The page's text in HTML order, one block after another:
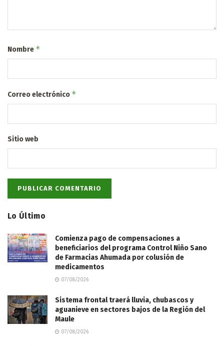
Nombre *
Correo electrónico *
Sitio web
Lo Último
Comienza pago de compensaciones a
beneficiarios del programa Control Niño Sano
de Farmacias Ahumada por colusión de
medicamentos
07/08/2026
Sistema frontal traerá lluvia, chubascos y
aguanieve en sectores bajos de la Región del
Maule
07/08/2026